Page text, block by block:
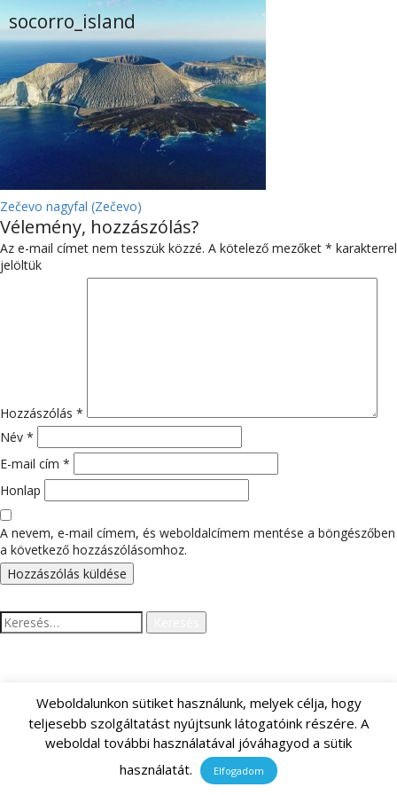
socorro_island
BEJEGYZÉS
NAVIGÁCIÓ
Zečevo nagyfal (Zečevo)
Vélemény, hozzászólás?
Az e-mail címet nem tesszük közzé. A kötelező mezőket * karakterrel
jelöltük
Hozzászólás *
Név *
E-mail cím *
Honlap
A nevem, e-mail címem, és weboldalcímem mentése a böngészőben
a következő hozzászólásomhoz.
Keresés:
LEGUTÓBBI HOZZÁSZÓLÁSOK
ARCHÍVUM
Weboldalunkon sütiket használunk, melyek célja, hogy
teljesebb szolgáltatást nyújtsunk látogatóink részére. A
weboldal további használatával jóváhagyod a sütik
használatát.
Elfogadom